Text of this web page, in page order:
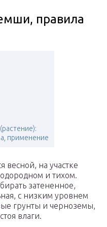
правила
применение
весной, на участке
и тихом.
затененное,
с низким уровнем
грунты и черноземы,
влаги.